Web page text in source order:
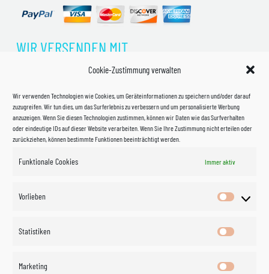
Cookie-Zustimmung verwalten
Wir verwenden Technologien wie Cookies, um Geräteinformationen zu speichern und/oder darauf
zuzugreifen. Wir tun dies, um das Surferlebnis zu verbessern und um personalisierte Werbung
anzuzeigen. Wenn Sie diesen Technologien zustimmen, können wir Daten wie das Surfverhalten
oder eindeutige IDs auf dieser Website verarbeiten. Wenn Sie Ihre Zustimmung nicht erteilen oder
zurückziehen, können bestimmte Funktionen beeinträchtigt werden.
Funktionale Cookies Immer aktiv
Vorlieben
Vorlieben
Statistiken
Marketing
WIR VERSENDEN MIT